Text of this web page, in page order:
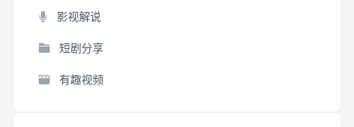
影视解说
短剧分享
有趣视频